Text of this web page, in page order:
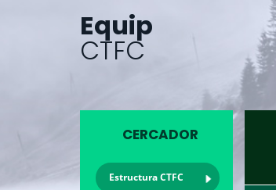
Equip
CTFC
CERCADOR
Estructura CTFC